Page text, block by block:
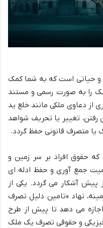
و حیاتی است که به شما کمک
را به صورت رسمی و مستند
از دعاوی ملکی مانند خلع ید
رفتن، تغییر یا تحریف شواهد
یا متصرف قانونی حفظ گردد.
حقوق افراد بر سر زمین و
جمع آوری و حفظ ادله ای
آشکار می گردد. یکی از
نهاد «تامین دلیل تصرف
می دهد تا پیش از طرح
و حقوقی تصرف یک ملک